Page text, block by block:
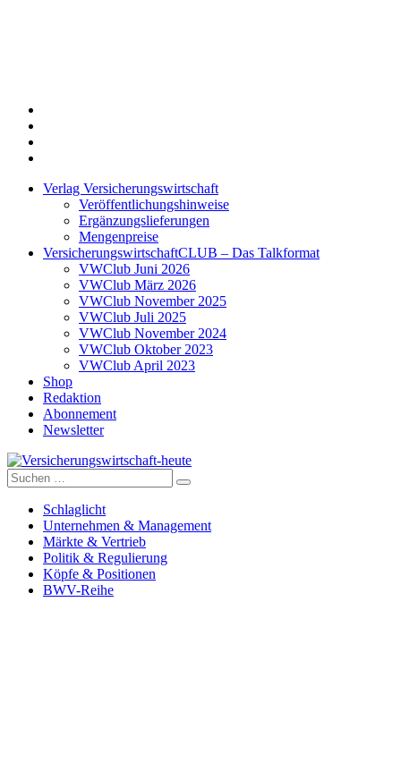
Verlag Versicherungswirtschaft
Veröffentlichungshinweise
Ergänzungslieferungen
Mengenpreise
VersicherungswirtschaftCLUB – Das Talkformat
VWClub Juni 2026
VWClub März 2026
VWClub November 2025
VWClub Juli 2025
VWClub November 2024
VWClub Oktober 2023
VWClub April 2023
Shop
Redaktion
Abonnement
Newsletter
Versicherungswirtschaft-heute
Suche
nach:
Schlaglicht
Unternehmen & Management
Märkte & Vertrieb
Politik & Regulierung
Köpfe & Positionen
BWV-Reihe